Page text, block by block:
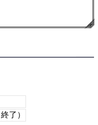
了）